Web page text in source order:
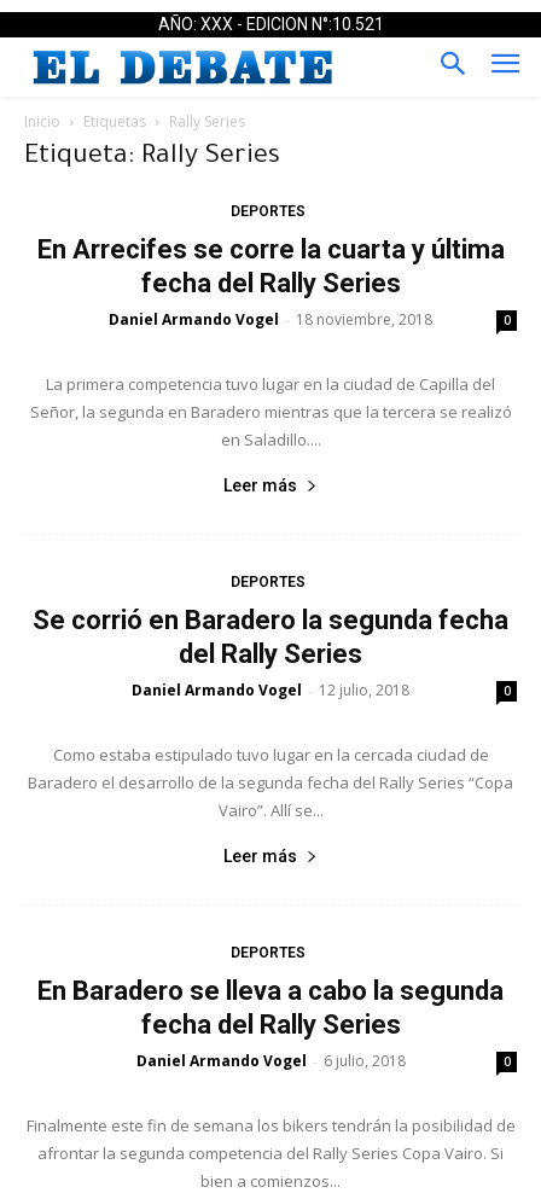
AÑO: XXX - EDICION N°:10.521
Inicio Etiquetas Rally Series
Etiqueta: Rally Series
DEPORTES
En Arrecifes se corre la cuarta y última
fecha del Rally Series
Daniel Armando Vogel - 18 noviembre, 2018 0
La primera competencia tuvo lugar en la ciudad de Capilla del
Señor, la segunda en Baradero mientras que la tercera se realizó
en Saladillo....
Leer más
DEPORTES
Se corrió en Baradero la segunda fecha
del Rally Series
Daniel Armando Vogel - 12 julio, 2018 0
Como estaba estipulado tuvo lugar en la cercada ciudad de
Baradero el desarrollo de la segunda fecha del Rally Series “Copa
Vairo”. Allí se...
Leer más
DEPORTES
En Baradero se lleva a cabo la segunda
fecha del Rally Series
Daniel Armando Vogel - 6 julio, 2018 0
Finalmente este fin de semana los bikers tendrán la posibilidad de
afrontar la segunda competencia del Rally Series Copa Vairo. Si
bien a comienzos...